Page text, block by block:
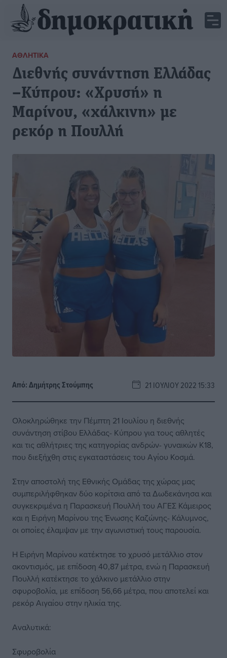
ΑΘΛΗΤΙΚΆ
Διεθνής συνάντηση Ελλάδας
–Κύπρου: «Χρυσή» η
Μαρίνου, «χάλκινη» με
ρεκόρ η Πουλλή
Από:Δημήτρης Στούμπης 21 ΙΟΥΛΊΟΥ 2022 15:33
Ολοκληρώθηκε την Πέμπτη 21 Ιουλίου η διεθνής
συνάντηση στίβου Ελλάδας- Κύπρου για τους αθλητές
και τις αθλήτριες της κατηγορίας ανδρών- γυναικών Κ18,
που διεξήχθη στις εγκαταστάσεις του Αγίου Κοσμά.
Στην αποστολή της Εθνικής Ομάδας της χώρας μας
συμπεριλήφθηκαν δύο κορίτσια από τα Δωδεκάνησα και
συγκεκριμένα η Παρασκευή Πουλλή του ΑΓΕΣ Κάμειρος
και η Ειρήνη Μαρίνου της Ένωσης Καζώνης- Κάλυμνος,
οι οποίες έλαμψαν με την αγωνιστική τους παρουσία.
Η Ειρήνη Μαρίνου κατέκτησε το χρυσό μετάλλιο στον
ακοντισμός, με επίδοση 40,87 μέτρα, ενώ η Παρασκευή
Πουλλή κατέκτησε το χάλκινο μετάλλιο στην
σφυροβολία, με επίδοση 56,66 μέτρα, που αποτελεί και
ρεκόρ Αιγαίου στην ηλικία της.
Αναλυτικά:
Σφυροβολία